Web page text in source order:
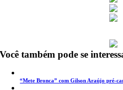
Você também pode se
“Mete Bronca” com Gilson Araújo pré-